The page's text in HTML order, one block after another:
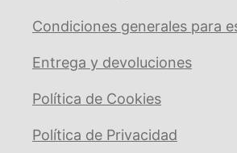
Condiciones generales para
Entrega y devoluciones
Política de Cookies
Política de Privacidad